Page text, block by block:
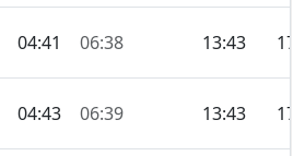
04:41 06:38 13:43
04:43 06:39 13:43